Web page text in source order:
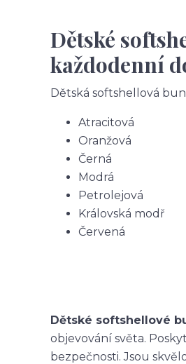
Dětské
každodenní
Dětská softshellová
Atracitová
Oranžová
Černá
Modrá
Petrolejová
Královská modř
Červená
Dětské softshellové
objevování světa.
bezpečnosti. Jsou